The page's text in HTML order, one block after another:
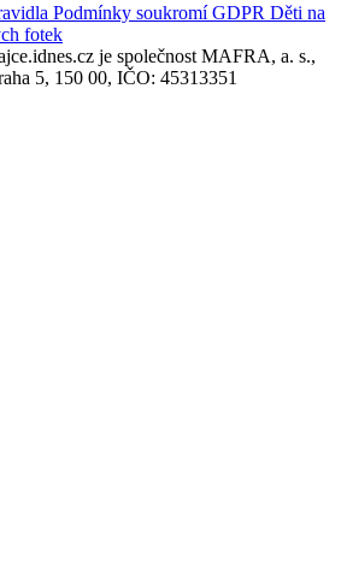
Podmínky soukromíGDPR Děti na
fotek
je společnost MAFRA, a. s.,
5, 150 00, IČO: 45313351